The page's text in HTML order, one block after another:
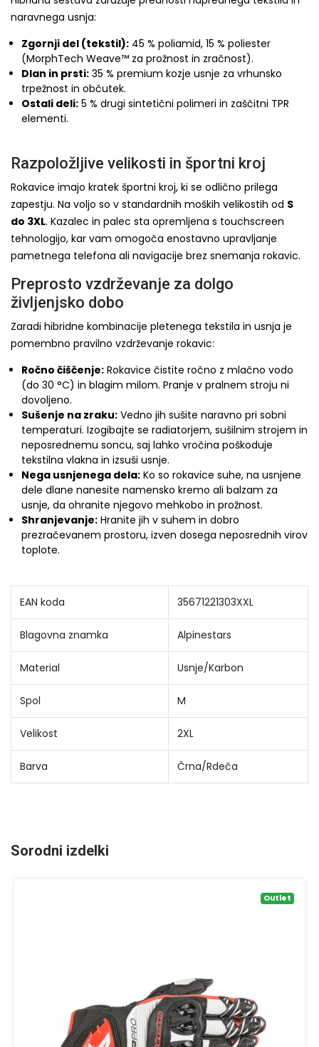
naravnega usnja:
Zgornji del (tekstil): 45 % poliamid, 15 % poliester
(MorphTech Weave™ za prožnost in zračnost).
Dlan in prsti: 35 % premium kozje usnje za vrhunsko
trpežnost in občutek.
Ostali deli: 5 % drugi sintetični polimeri in zaščitni TPR
elementi.
Razpoložljive velikosti in športni kroj
Rokavice imajo kratek športni kroj, ki se odlično prilega
zapestju. Na voljo so v standardnih moških velikostih od S
do 3XL. Kazalec in palec sta opremljena s touchscreen
tehnologijo, kar vam omogoča enostavno upravljanje
pametnega telefona ali navigacije brez snemanja rokavic.
Preprosto vzdrževanje za dolgo
življenjsko dobo
Zaradi hibridne kombinacije pletenega tekstila in usnja je
pomembno pravilno vzdrževanje rokavic:
Ročno čiščenje: Rokavice čistite ročno z mlačno vodo
(do 30 °C) in blagim milom. Pranje v pralnem stroju ni
dovoljeno.
Sušenje na zraku: Vedno jih sušite naravno pri sobni
temperaturi. Izogibajte se radiatorjem, sušilnim strojem in
neposrednemu soncu, saj lahko vročina poškoduje
tekstilna vlakna in izsuši usnje.
Nega usnjenega dela: Ko so rokavice suhe, na usnjene
dele dlane nanesite namensko kremo ali balzam za
usnje, da ohranite njegovo mehkobo in prožnost.
Shranjevanje: Hranite jih v suhem in dobro
prezračevanem prostoru, izven dosega neposrednih virov
toplote.
EAN koda 35671221303XXL
Blagovna znamka Alpinestars
Material Usnje/Karbon
Spol M
Velikost 2XL
Barva Črna/Rdeča
Sorodni izdelki
Outlet